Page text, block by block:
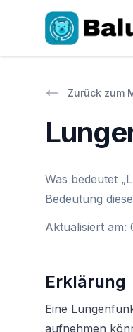
Zurück zum
Was bedeutet
Bedeutung
Aktualisiert am:
Erklärung
Eine
aufnehmen